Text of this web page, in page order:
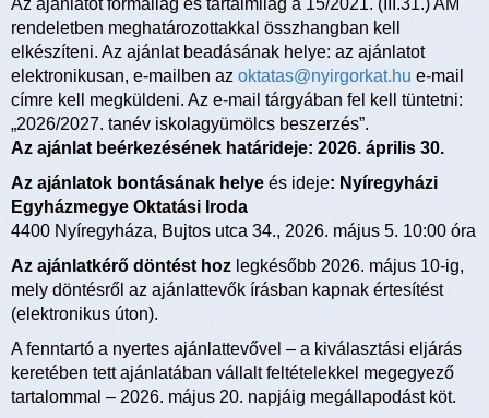
Az ajánlatot formailag és tartalmilag a 15/2021. (III.31.) AM
rendeletben meghatározottakkal összhangban kell
elkészíteni. Az ajánlat beadásának helye: az ajánlatot
elektronikusan, e-mailben az oktatas@nyirgorkat.hu e-mail
címre kell megküldeni. Az e-mail tárgyában fel kell tüntetni:
„2026/2027. tanév iskolagyümölcs beszerzés”.
Az ajánlat beérkezésének határideje: 2026. április 30.
Az ajánlatok bontásának helye és ideje: Nyíregyházi
Egyházmegye Oktatási Iroda
4400 Nyíregyháza, Bujtos utca 34., 2026. május 5. 10:00 óra
Az ajánlatkérő döntést hoz legkésőbb 2026. május 10-ig,
mely döntésről az ajánlattevők írásban kapnak értesítést
(elektronikus úton).
A fenntartó a nyertes ajánlattevővel – a kiválasztási eljárás
keretében tett ajánlatában vállalt feltételekkel megegyező
tartalommal – 2026. május 20. napjáig megállapodást köt.